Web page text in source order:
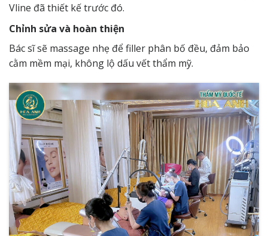
Vline đã thiết kế trước đó.
Chỉnh sửa và hoàn thiện
Bác sĩ sẽ massage nhẹ để filler phân bố đều, đảm bảo
cằm mềm mại, không lộ dấu vết thẩm mỹ.